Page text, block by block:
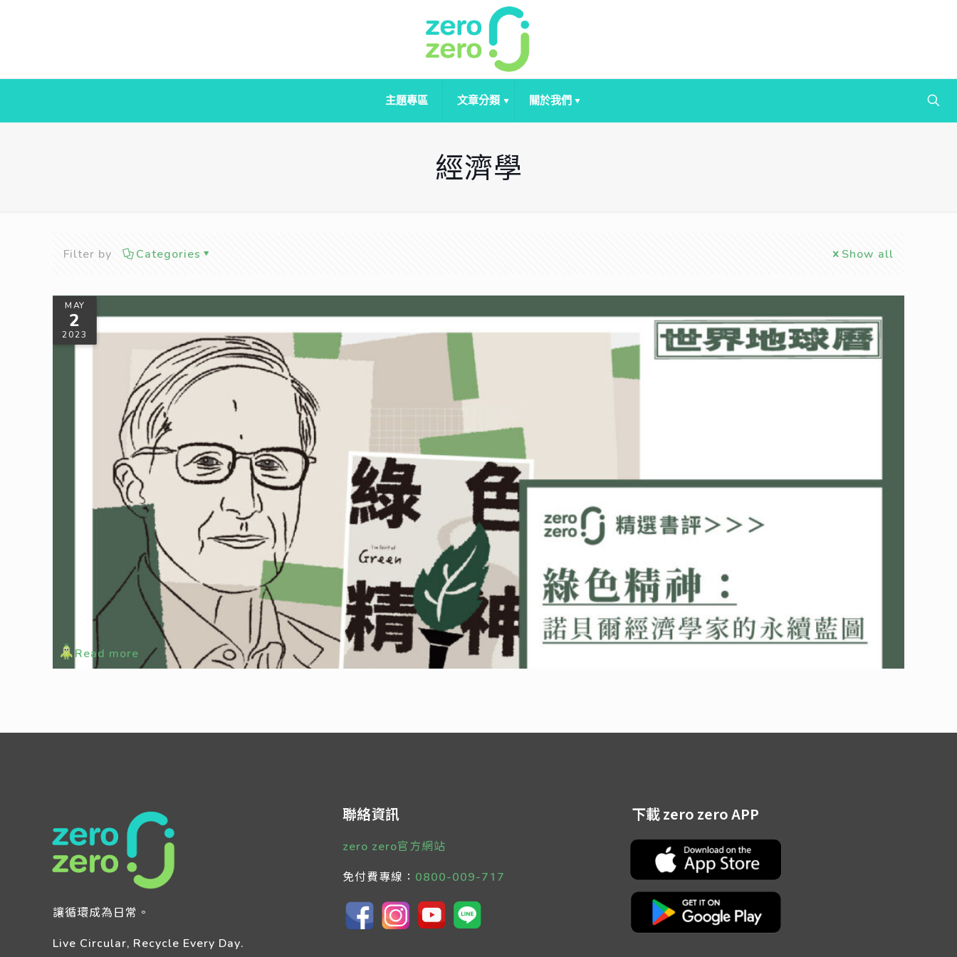
主題專區 文章分類 關於我們
經濟學
Filter by Categories Show all
MAY
2
2023
精選書評：《綠色精神：諾貝爾經濟學家的永續藍圖》
《綠色精神》一書以經濟學的角度，探討人類共同面臨的全球危機，並且給予政府、企業推動永續發展的指引。永續藍圖，勾勒的是對綠色社會的理想與實踐；綠色精神，描繪的是以綠色經濟觀點思考政
治、經濟、社會問題與解方。
Read more
讓循環成為日常。
Live Circular, Recycle Every Day.
聯絡資訊
zero zero官方網站
免付費專線： 0800-009-717
下載 zero zero APP